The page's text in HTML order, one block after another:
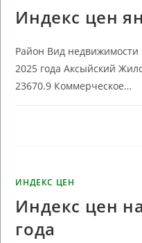
Индекс цен
Район Вид
2025 года Аксыйский
23670.9 Коммерческое…
ИНДЕКС ЦЕН
Индекс цен
года